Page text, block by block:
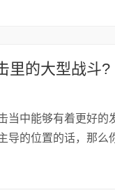
里的大型战斗?
中能够有着更好的
导的位置的话，那么